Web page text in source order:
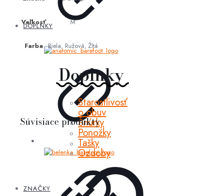
DOPLNKY
Doplnky
Starostlivosť
o obuv
Šnúrky
Ponožky
Tašky
Ozdoby
ZNAČKY
Veľkosť M
Farba Biela, Ružová, Žltá
Súvisiace produkty